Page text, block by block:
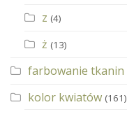
z (4)
ż (13)
farbowanie tkanin
kolor kwiatów (161)